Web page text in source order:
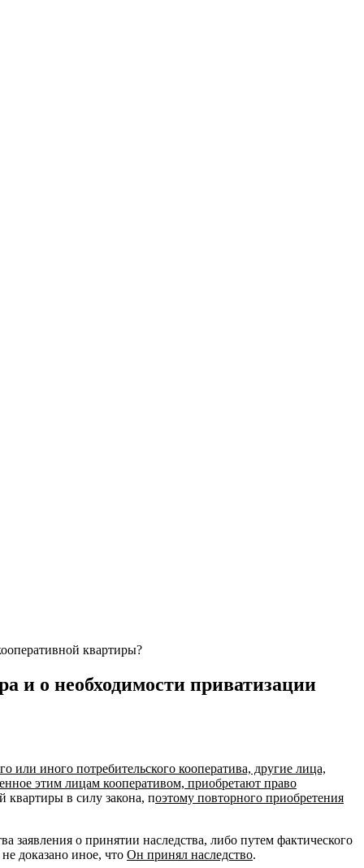
квартиры?
и о необходимости приватизации
или иного потребительского кооператива, другие лица,
этим лицам кооперативом, приобретают право
квартиры в силу закона, поэтому повторного приобретения
заявления о принятии наследства, либо путем фактического
доказано иное, что Он принял наследство.